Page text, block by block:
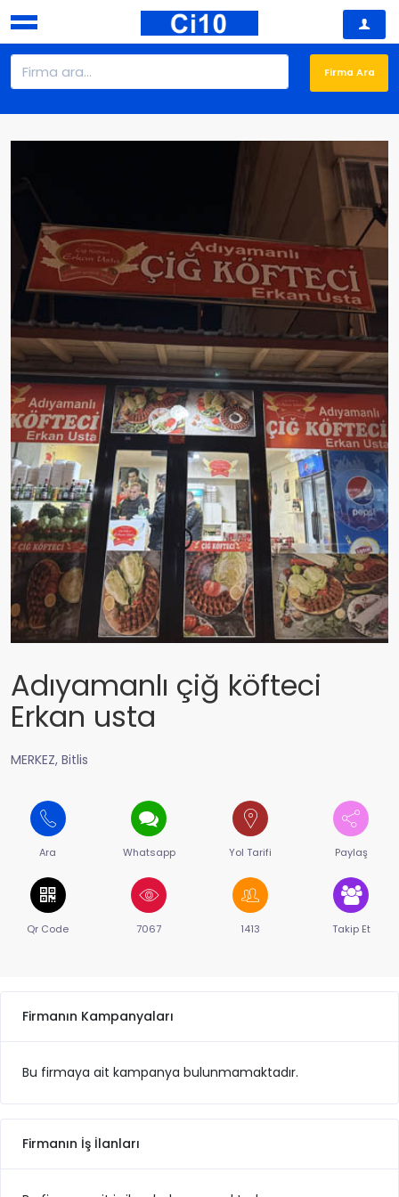
Adıyamanlı çiğ köfteci
Erkan usta
MERKEZ, Bitlis
Ara Whatsapp Yol Tarifi Paylaş
Qr Code 7067 1413 Takip Et
Firmanın Kampanyaları
Bu firmaya ait kampanya bulunmamaktadır.
Firmanın İş İlanları